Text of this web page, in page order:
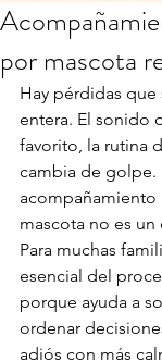
por mascota
Hay pérdidas que
entera. El sonido
favorito, la rutina
cambia de golpe.
mascota no es
Para muchas
esencial del
porque ayuda a
ordenar
adiós con más